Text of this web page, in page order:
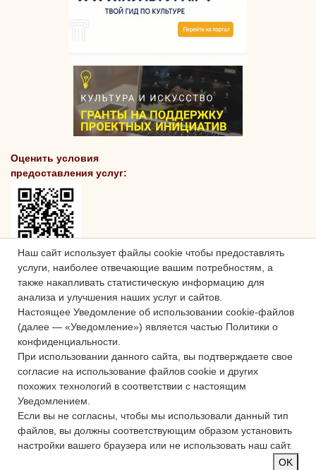
Наш сайт использует файлы cookie чтобы предоставлять
услуги, наиболее отвечающие вашим потребностям, а
также накапливать статистическую информацию для
анализа и улучшения наших услуг и сайтов.
Настоящее Уведомление об использовании cookie-файлов
(далее — «Уведомление») является частью Политики о
конфиденциальности.
При использовании данного сайта, вы подтверждаете свое
согласие на использование файлов cookie и других
похожих технологий в соответствии с настоящим
Уведомлением.
Если вы не согласны, чтобы мы использовали данный тип
файлов, вы должны соответствующим образом установить
настройки вашего браузера или не использовать наш сайт.
OK
Оценить условия
предоставления услуг: